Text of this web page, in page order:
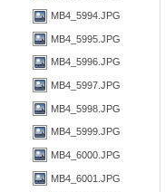
MB4_5994.JPG
MB4_5995.JPG
MB4_5996.JPG
MB4_5997.JPG
MB4_5998.JPG
MB4_5999.JPG
MB4_6000.JPG
MB4_6001.JPG